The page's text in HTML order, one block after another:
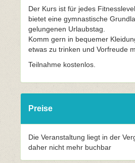
Der Kurs ist für jedes
bietet eine gymnastische
gelungenen Urlaubstag.
Komm gern in bequemer
etwas zu trinken und Vorfreude
Teilnahme kostenlos.
Preise
Die Veranstaltung liegt in der
daher nicht mehr buchbar